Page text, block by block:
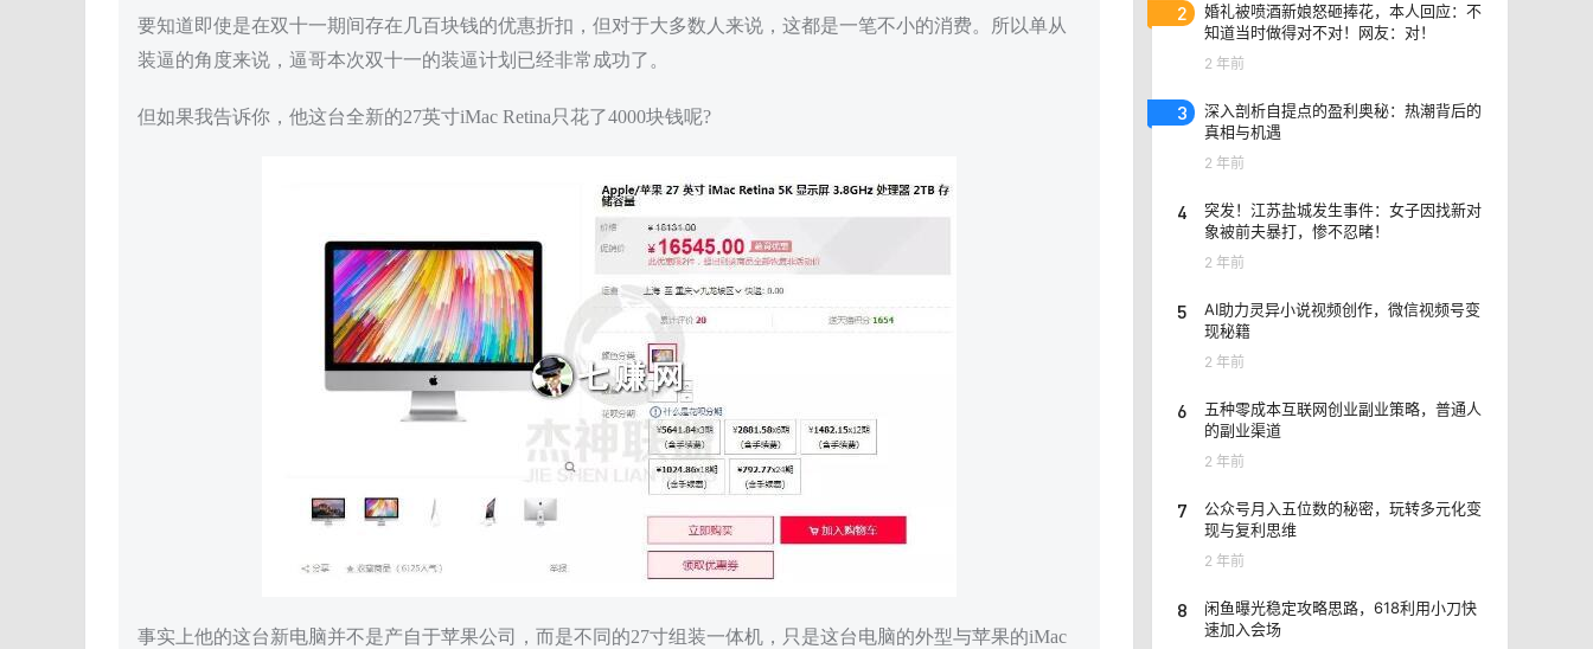
要知道即使是在双十一期间存在几百块钱的优惠折扣，但对于大多数人来说，这都是一笔不小的消费。所以单从
装逼的角度来说，逼哥本次双十一的装逼计划已经非常成功了。
但如果我告诉你，他这台全新的27英寸iMac Retina只花了4000块钱呢?
事实上他的这台新电脑并不是产自于苹果公司，而是不同的27寸组装一体机，只是这台电脑的外型与苹果的iMac
2
婚礼被喷酒新娘怒砸捧花，本人回应：不
知道当时做得对不对！网友：对！
2 年前
3
深入剖析自提点的盈利奥秘：热潮背后的
真相与机遇
2 年前
4
突发！江苏盐城发生事件：女子因找新对
象被前夫暴打，惨不忍睹！
2 年前
5
AI助力灵异小说视频创作，微信视频号变
现秘籍
2 年前
6
五种零成本互联网创业副业策略，普通人
的副业渠道
2 年前
7
公众号月入五位数的秘密，玩转多元化变
现与复利思维
2 年前
8
闲鱼曝光稳定攻略思路，618利用小刀快
速加入会场